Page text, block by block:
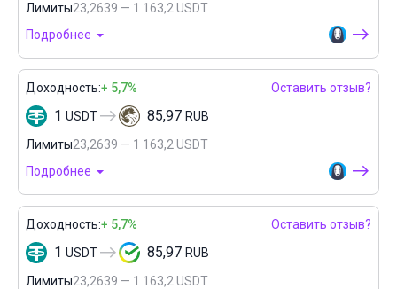
Лимиты23,2639 — 1 163,2 USDT
Подробнее
Доходность:+ 5,7% Оставить отзыв?
1 USDT 85,97 RUB
Лимиты23,2639 — 1 163,2 USDT
Подробнее
Доходность:+ 5,7% Оставить отзыв?
1 USDT 85,97 RUB
Лимиты23,2639 — 1 163,2 USDT